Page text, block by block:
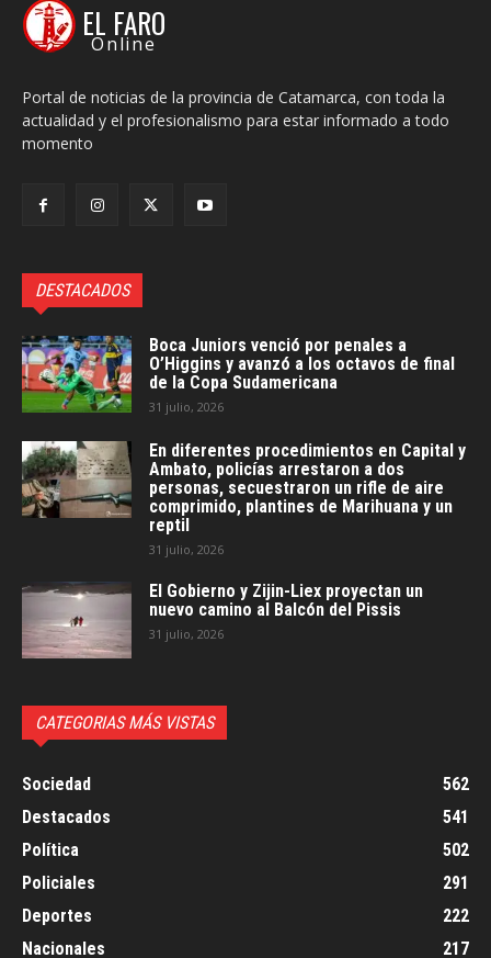
EL FARO
Online
Portal de noticias de la provincia de Catamarca, con toda la
actualidad y el profesionalismo para estar informado a todo
momento
DESTACADOS
Boca Juniors venció por penales a
O’Higgins y avanzó a los octavos de final
de la Copa Sudamericana
31 julio, 2026
En diferentes procedimientos en Capital y
Ambato, policías arrestaron a dos
personas, secuestraron un rifle de aire
comprimido, plantines de Marihuana y un
reptil
31 julio, 2026
El Gobierno y Zijin-Liex proyectan un
nuevo camino al Balcón del Pissis
31 julio, 2026
CATEGORIAS MÁS VISTAS
Sociedad
562
Destacados
541
Política
502
Policiales
291
Deportes
222
Nacionales
217